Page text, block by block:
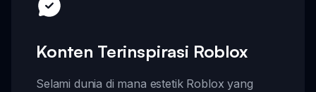
Konten Terinspirasi Roblox
Selami dunia di mana estetik Roblox yang